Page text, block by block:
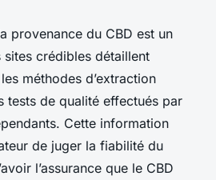
provenance du CBD est un
crédibles détaillent
méthodes d’extraction
tests de qualité effectués par
Cette information
de juger la fiabilité du
l’assurance que le CBD